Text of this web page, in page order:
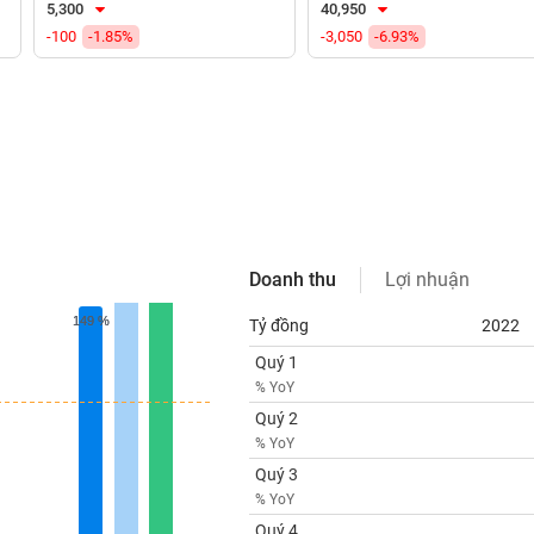
5,300
-100
-1.85%
40,950
-3,050
-6.93%
149 %
149 %
Doanh thu Lợi nhuận
Tỷ đồng 2022
Quý 1
% YoY
Quý 2
% YoY
Quý 3
% YoY